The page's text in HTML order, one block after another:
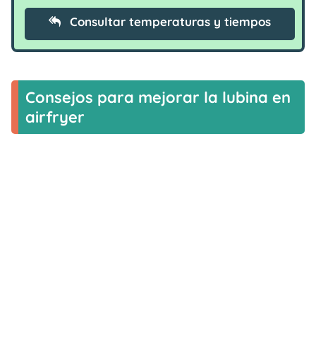
Consultar temperaturas y tiempos
Consejos para mejorar la lubina en
airfryer